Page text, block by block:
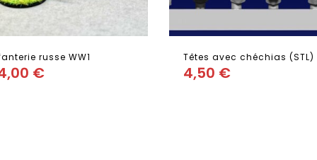
russe WW1
€
Têtes avec chéchias (STL)
4,50 €